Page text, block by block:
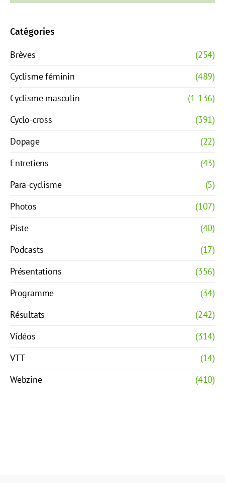
Catégories
Brèves
(254)
Cyclisme féminin
(489)
Cyclisme masculin
(1 136)
Cyclo-cross
(391)
Dopage
(22)
Entretiens
(43)
Para-cyclisme
(5)
Photos
(107)
Piste
(40)
Podcasts
(17)
Présentations
(356)
Programme
(34)
Résultats
(242)
Vidéos
(314)
VTT
(14)
Webzine
(410)